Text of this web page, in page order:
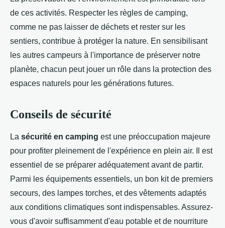
de ces activités. Respecter les règles de camping,
comme ne pas laisser de déchets et rester sur les
sentiers, contribue à protéger la nature. En sensibilisant
les autres campeurs à l'importance de préserver notre
planète, chacun peut jouer un rôle dans la protection des
espaces naturels pour les générations futures.
Conseils de sécurité
La sécurité en camping est une préoccupation majeure
pour profiter pleinement de l'expérience en plein air. Il est
essentiel de se préparer adéquatement avant de partir.
Parmi les équipements essentiels, un bon kit de premiers
secours, des lampes torches, et des vêtements adaptés
aux conditions climatiques sont indispensables. Assurez-
vous d'avoir suffisamment d'eau potable et de nourriture